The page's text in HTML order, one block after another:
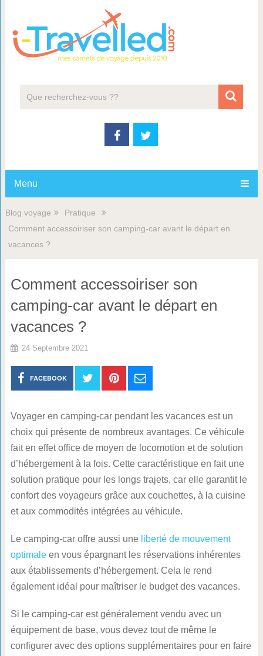
Menu
Blog voyage
Pratique
Comment accessoiriser son camping-car avant le départ en
vacances ?
Comment accessoiriser son
camping-car avant le départ en
vacances ?
24 Septembre 2021
FACEBOOK
Voyager en camping-car pendant les vacances est un
choix qui présente de nombreux avantages. Ce véhicule
fait en effet office de moyen de locomotion et de solution
d’hébergement à la fois. Cette caractéristique en fait une
solution pratique pour les longs trajets, car elle garantit le
confort des voyageurs grâce aux couchettes, à la cuisine
et aux commodités intégrées au véhicule.
Le camping-car offre aussi une liberté de mouvement
optimaleen vous épargnant les réservations inhérentes
aux établissements d’hébergement. Cela le rend
également idéal pour maîtriser le budget des vacances.
Si le camping-car est généralement vendu avec un
équipement de base, vous devez tout de même le
configurer avec des options supplémentaires pour en faire